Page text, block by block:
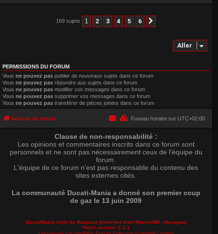
169 sujets 1 2 3 4 5 6
Aller
PERMISSIONS DU FORUM
Vous ne pouvez pas publier de nouveaux sujets dans ce forum
Vous ne pouvez pas répondre aux sujets dans ce forum
Vous ne pouvez pas modifier vos messages dans ce forum
Vous ne pouvez pas supprimer vos messages dans ce forum
Vous ne pouvez pas transférer de pièces jointes dans ce forum
Accueil du forum Fuseau horaire sur UTC+02:00
Clause de non-responsabilité :
Les opinions et commentaires inscrits dans ce forum sont
personnels et ne sont pas nécessairement ceux de l'équipe du
forum.
L'équipe de ce forum n'est pas responsable du contenu des
sites externes cités.
La communauté Ducati-Mania a donné son premier coup
de gaz le 13 juin 2009
DucatiMania style by Babasss (inherited from MannixMD- Hexagon)
*Style version: 2.2.1